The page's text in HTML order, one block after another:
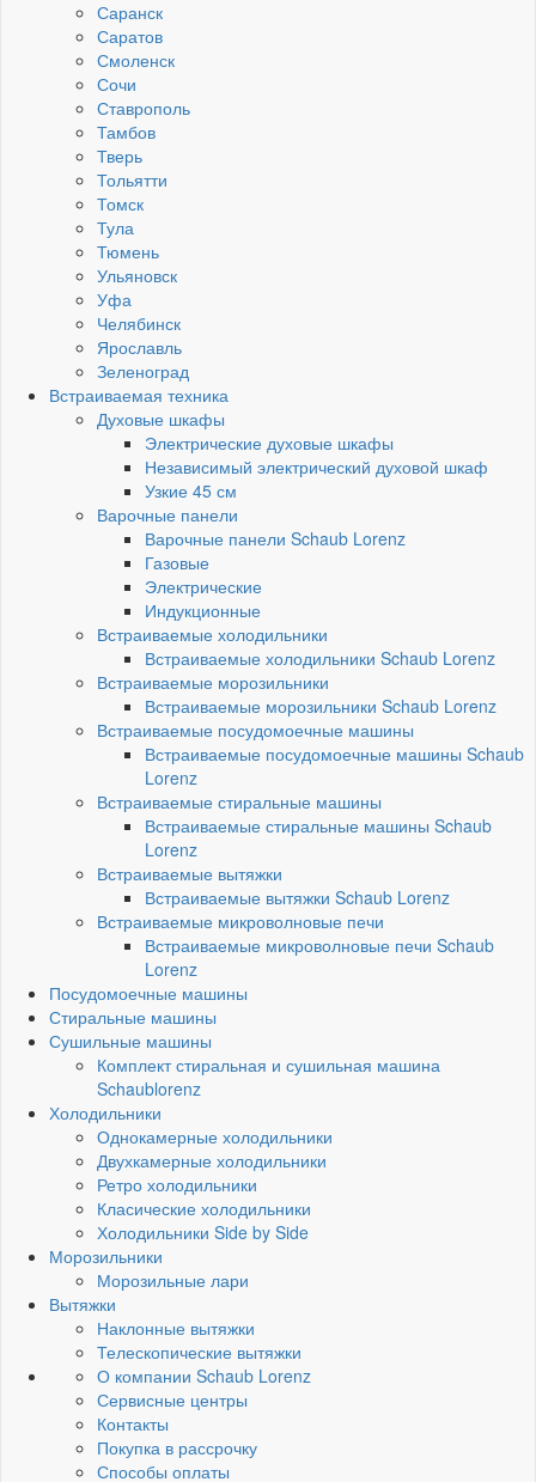
Саранск
Саратов
Смоленск
Сочи
Ставрополь
Тамбов
Тверь
Тольятти
Томск
Тула
Тюмень
Ульяновск
Уфа
Челябинск
Ярославль
Зеленоград
Встраиваемая техника
Духовые шкафы
Электрические духовые шкафы
Независимый электрический духовой шкаф
Узкие 45 см
Варочные панели
Варочные панели Schaub Lorenz
Газовые
Электрические
Индукционные
Встраиваемые холодильники
Встраиваемые холодильники Schaub Lorenz
Встраиваемые морозильники
Встраиваемые морозильники Schaub Lorenz
Встраиваемые посудомоечные машины
Встраиваемые посудомоечные машины Schaub
Lorenz
Встраиваемые стиральные машины
Встраиваемые стиральные машины Schaub
Lorenz
Встраиваемые вытяжки
Встраиваемые вытяжки Schaub Lorenz
Встраиваемые микроволновые печи
Встраиваемые микроволновые печи Schaub
Lorenz
Посудомоечные машины
Стиральные машины
Сушильные машины
Комплект стиральная и сушильная машина
Schaublorenz
Холодильники
Однокамерные холодильники
Двухкамерные холодильники
Ретро холодильники
Класические холодильники
Холодильники Side by Side
Морозильники
Морозильные лари
Вытяжки
Наклонные вытяжки
Телескопические вытяжки
О компании Schaub Lorenz
Сервисные центры
Контакты
Покупка в рассрочку
Способы оплаты